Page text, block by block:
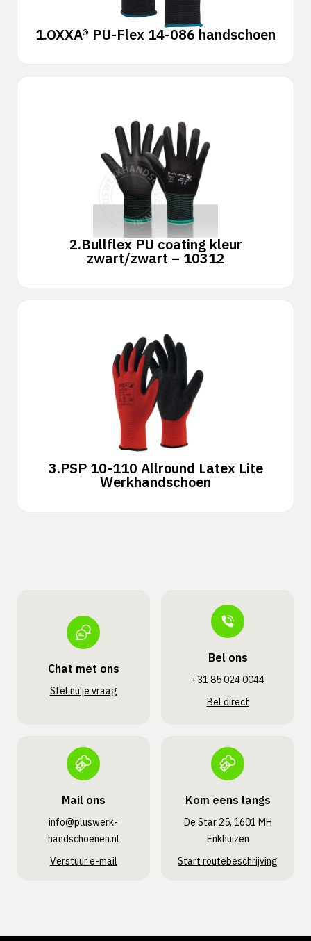
1.OXXA® PU-Flex 14-086 handschoen
2.Bullflex PU coating kleur
zwart/zwart – 10312
3.PSP 10-110 Allround Latex Lite
Werkhandschoen
Chat met ons
Stel nu je vraag
Bel ons
+31 85 024 0044
Bel direct
Mail ons
info@pluswerk­
handschoenen.nl
Verstuur e-mail
Kom eens langs
De Star 25, 1601 MH
Enkhuizen
Start routebeschrijving